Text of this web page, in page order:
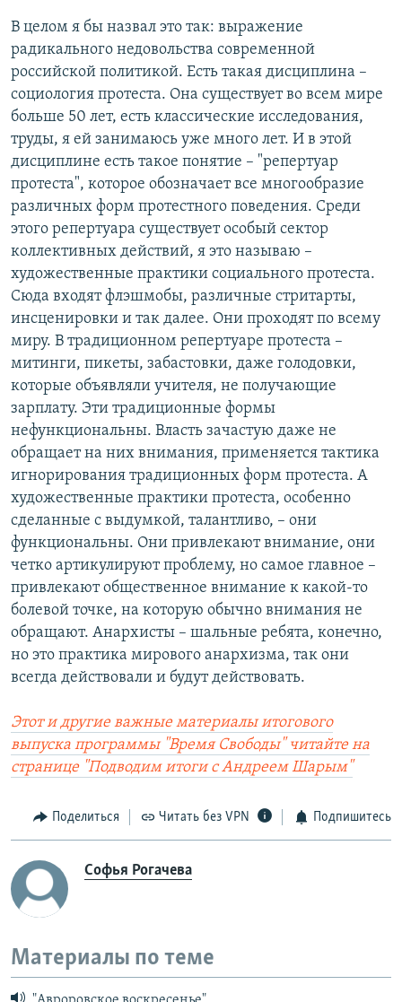
В целом я бы назвал это так: выражение
радикального недовольства современной
российской политикой. Есть такая дисциплина –
социология протеста. Она существует во всем мире
больше 50 лет, есть классические исследования,
труды, я ей занимаюсь уже много лет. И в этой
дисциплине есть такое понятие – "репертуар
протеста", которое обозначает все многообразие
различных форм протестного поведения. Среди
этого репертуара существует особый сектор
коллективных действий, я это называю –
художественные практики социального протеста.
Сюда входят флэшмобы, различные стритарты,
инсценировки и так далее. Они проходят по всему
миру. В традиционном репертуаре протеста –
митинги, пикеты, забастовки, даже голодовки,
которые объявляли учителя, не получающие
зарплату. Эти традиционные формы
нефункциональны. Власть зачастую даже не
обращает на них внимания, применяется тактика
игнорирования традиционных форм протеста. А
художественные практики протеста, особенно
сделанные с выдумкой, талантливо, – они
функциональны. Они привлекают внимание, они
четко артикулируют проблему, но самое главное –
привлекают общественное внимание к какой-то
болевой точке, на которую обычно внимания не
обращают. Анархисты – шальные ребята, конечно,
но это практика мирового анархизма, так они
всегда действовали и будут действовать.
Этот и другие важные материалы итогового
выпуска программы "Время Свободы" читайте на
странице "Подводим итоги с Андреем Шарым"
Поделиться Читать без VPN Подпишитесь
Софья Рогачева
Материалы по теме